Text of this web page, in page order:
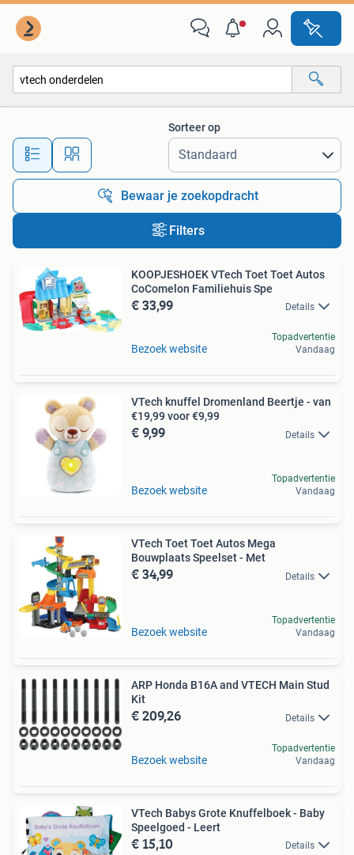
Alle afstanden…
Sorteer op
Bewaar je zoekopdracht
Filters
KOOPJESHOEK VTech Toet Toet Autos
CoComelon Familiehuis Spe
€ 33,99 Details
Bezoek website
Topadvertentie
Vandaag
VTech knuffel Dromenland Beertje - van
€19,99 voor €9,99
€ 9,99 Details
Bezoek website
Topadvertentie
Vandaag
VTech Toet Toet Autos Mega
Bouwplaats Speelset - Met
€ 34,99 Details
Bezoek website
Topadvertentie
Vandaag
ARP Honda B16A and VTECH Main Stud
Kit
€ 209,26 Details
Bezoek website
Topadvertentie
Vandaag
VTech Babys Grote Knuffelboek - Baby
Speelgoed - Leert
€ 15,10 Details